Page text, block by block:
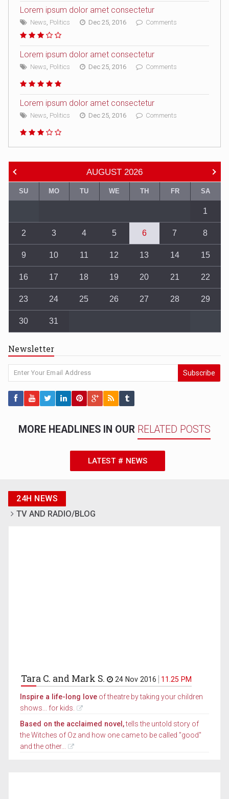
Lorem ipsum dolor amet consectetur
News Politics Dec 25, 2016 Comments
Lorem ipsum dolor amet consectetur
News Politics Dec 25, 2016 Comments
Lorem ipsum dolor amet consectetur
News Politics Dec 25, 2016 Comments
AUGUST 2026
SU MO TU WE TH FR SA
1
2 3 4 5 6 7 8
9 10 11 12 13 14 15
16 17 18 19 20 21 22
23 24 25 26 27 28 29
30 31
Newsletter
Subscribe
MORE HEADLINES IN OUR RELATED POSTS
LATEST # NEWS
24H NEWS
TV AND RADIO/BLOG
Tara C. and Mark S. 24 Nov 2016 11.25 PM
Inspire a life-long love of theatre by taking your children
shows... for kids.
Based on the acclaimed novel,tells the untold story of
the Witches of Oz and how one came to be called "good"
and the other...